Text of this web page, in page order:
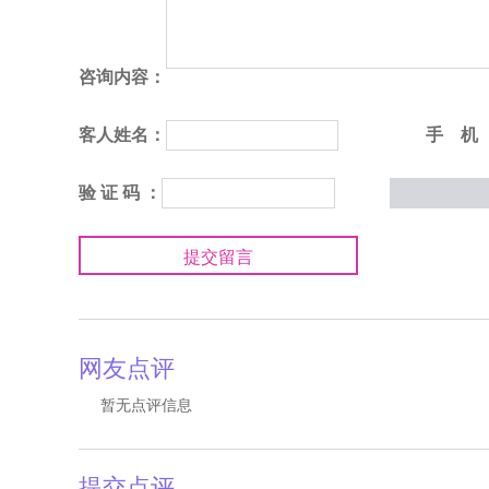
咨询内容：
客人姓名： 手 机
验 证 码 ：
提交留言
网友点评
暂无点评信息